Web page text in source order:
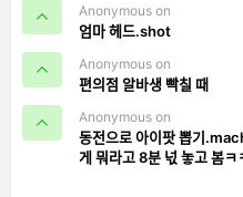
Anonymous on
엄마 헤드.shot
Anonymous on
편의점 알바생 빡칠 때
Anonymous on
동전으로 아이팟
게 뭐라고 8분 넋 놓고 봄